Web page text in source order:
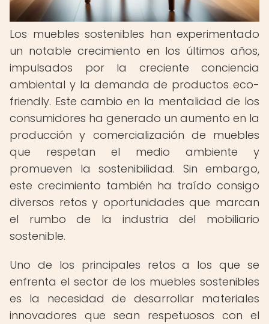
Los muebles sostenibles han experimentado
un notable crecimiento en los últimos años,
impulsados por la creciente conciencia
ambiental y la demanda de productos eco-
friendly. Este cambio en la mentalidad de los
consumidores ha generado un aumento en la
producción y comercialización de muebles
que respetan el medio ambiente y
promueven la sostenibilidad. Sin embargo,
este crecimiento también ha traído consigo
diversos retos y oportunidades que marcan
el rumbo de la industria del mobiliario
sostenible.
Uno de los principales retos a los que se
enfrenta el sector de los muebles sostenibles
es la necesidad de desarrollar materiales
innovadores que sean respetuosos con el